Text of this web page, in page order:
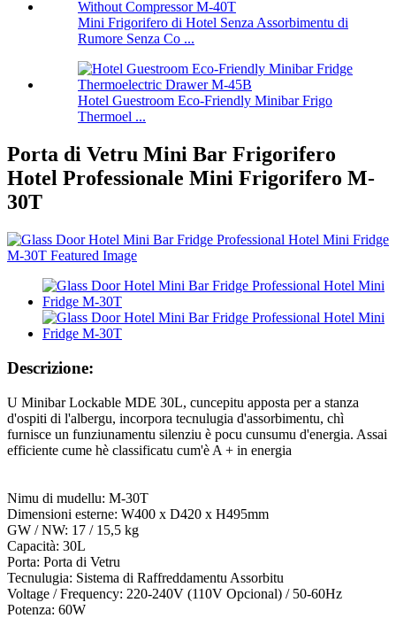
Mini Frigorifero di Hotel Senza Assorbimentu di
Rumore Senza Co ...
Hotel Guestroom Eco-Friendly Minibar Frigo
Thermoel ...
Porta di Vetru Mini Bar Frigorifero
Hotel Professionale Mini Frigorifero M-
30T
Descrizione:
U Minibar Lockable MDE 30L, cuncepitu apposta per a stanza
d'ospiti di l'albergu, incorpora tecnulugia d'assorbimentu, chì
furnisce un funziunamentu silenziu è pocu cunsumu d'energia. Assai
efficiente cume hè classificatu cum'è A + in energia
Nimu di mudellu: M-30T
Dimensioni esterne: W400 x D420 x H495mm
GW / NW: 17 / 15,5 kg
Capacità: 30L
Porta: Porta di Vetru
Tecnulugia: Sistema di Raffreddamentu Assorbitu
Voltage / Frequency: 220-240V (110V Opcional) / 50-60Hz
Potenza: 60W